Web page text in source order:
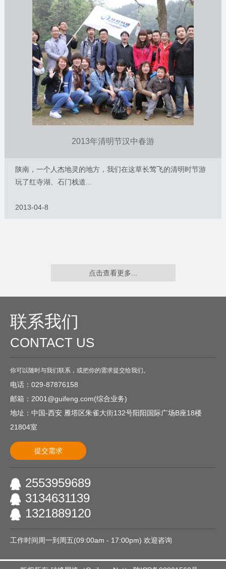
2013年清明节汉中春游
陕南，一个人杰地灵的地方，我们在这草长莺飞的清明时节游
玩了红寺湖、石门栈道...
2013-04-8
点击查看更多...
联系我们
CONTACT US
你可以随时与我们联系，或把你的需求提交给我们。
电话：029-87876158
邮箱：2001@guifeng.com(综合业务)
地址：中国-西安 雁塔区朱雀大街132号阳阳国际广场B座18楼
21804室
提交需求
2553959689
3134631139
1321889120
工作时间周一到周五(09:00am - 17:00pm) 欢迎咨询